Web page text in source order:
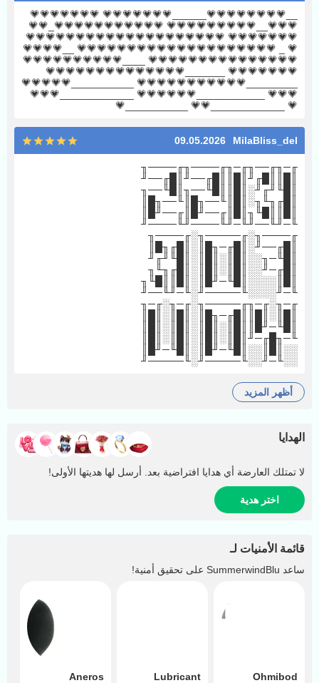
__💗💗💗💗💗💗💗💗______💗💗💗💗💗💗💗 💗💗💗💗💗💗💗
💗💗💗__💗💗💗💗💗💗💗💗💗 💗💗💗💗💗💗💗💗💗💗💗_💗💗
💗💗💗💗💗💗💗 💗💗💗💗💗💗💗💗💗💗💗💗💗💗💗💗💗💗💗💗
💗 _ 💗💗💗💗💗💗💗💗💗💗💗💗💗💗💗💗💗💗💗💗 __💗💗💗💗
💗💗💗💗💗💗💗💗💗💗💗💗💗💗💗 ____💗💗💗💗💗💗💗💗💗💗
💗💗💗💗💗💗💗 _______💗💗💗💗💗💗💗💗💗💗💗💗💗💗
_________💗💗💗💗💗💗💗💗💗💗💗 ___________💗💗💗💗💗
💗💗💗 ____________💗💗💗💗💗💗 _____________💗💗💗
💗 _____________💗💗 ___________💗
MilaBliss_del
09.05.2026
╓─╖╓──╖╓─╖╓────╖╓────╖
║█║║█╓╜║█║║█╓──╜║█╓──╜
║█╙╜╓╜░║█║║█╙──╖║█╙──╖
║█╓╖╙╖░║█║╙──╖█║╙──╖█║
║█║║█╙╖║█║╓──╜█║╓──╜█║
╙─╜╙──╜╙─╜╙────╜╙────╜
╓────╖░╓─────╖░╓────╖
║█╓──╜░║█╓─╖█║░║█╓╖█║
║█╙─╖░░║█║░║█║░║█╙╜╓╜
║█╓─╜░░║█║░║█║░║█╓╖╙╖
║█║░░░░║█╙─╜█║░║█║║█╙╖
╙─╜░░░░╙─────╜░╙─╜╙──╜
╓─╖░╓─╖╓─────╖░╓─╖░╓─╖
║█║░║█║║█╓─╖█║░║█║░║█║
║█╙─╜█║║█║░║█║░║█║░║█║
╙─╖█╓─╜║█║░║█║░║█║░║█║
░░║█║░░║█╙─╜█║░║█╙─╜█║
░░╙─╜░░╙─────╜░╙─────╜
أظهر المزيد
الهدايا
لا تمتلك العارضة أي هدايا افتراضية بعد. أرسل لها هديتها الأولى!
اختر هدية
قائمة الأمنيات لـ
ساعد SummerwindBlu على تحقيق أمنية!
Ohmibod
Lubricant
Aneros